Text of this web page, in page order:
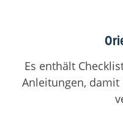
Es enthält
Anleitungen,